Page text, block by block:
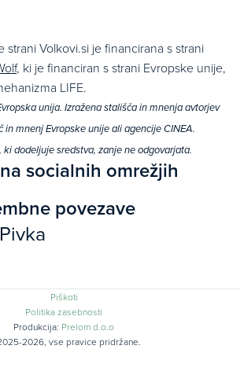
strani Volkovi.si je financirana s strani
, ki je financiran s strani Evropske unije,
LIFE.
unija. Izražena stališča in mnenja avtorjev
in mnenj Evropske unije ali agencije CINEA.
ki dodeljuje sredstva, zanje ne odgovarjata.
socialnih omrežjih
povezave
2026, vse pravice pridržane.
Produkcija: Prelom d.o.o
Politika zasebnosti
Piškoti